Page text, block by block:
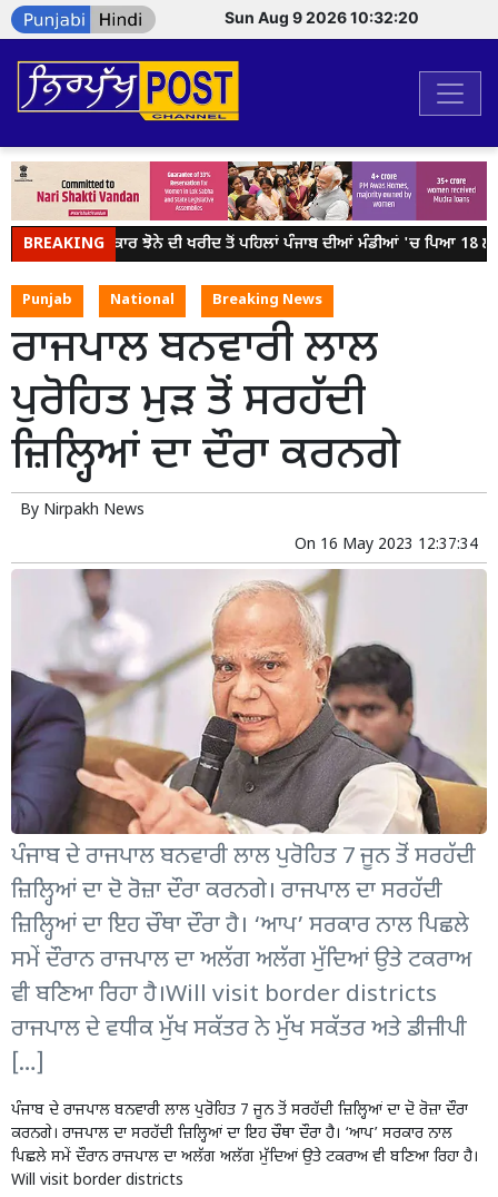
Sun Aug 9 2026 10:32:20
BREAKING
ਕੇਂਦਰ ਸਰਕਾਰ ਝੋਨੇ ਦੀ ਖਰੀਦ ਤੋਂ ਪਹਿਲਾਂ ਪੰਜਾਬ ਦੀਆਂ ਮੰਡੀਆਂ 'ਚ ਪਿਆ 18 ਲੱਖ
Punjab National Breaking News
ਰਾਜਪਾਲ ਬਨਵਾਰੀ ਲਾਲ
ਪੁਰੋਹਿਤ ਮੁੜ ਤੋਂ ਸਰਹੱਦੀ
ਜ਼ਿਲ੍ਹਿਆਂ ਦਾ ਦੌਰਾ ਕਰਨਗੇ
By Nirpakh News
On 16 May 2023 12:37:34
ਪੰਜਾਬ ਦੇ ਰਾਜਪਾਲ ਬਨਵਾਰੀ ਲਾਲ ਪੁਰੋਹਿਤ 7 ਜੂਨ ਤੋਂ ਸਰਹੱਦੀ
ਜ਼ਿਲ੍ਹਿਆਂ ਦਾ ਦੋ ਰੋਜ਼ਾ ਦੌਰਾ ਕਰਨਗੇ। ਰਾਜਪਾਲ ਦਾ ਸਰਹੱਦੀ
ਜ਼ਿਲ੍ਹਿਆਂ ਦਾ ਇਹ ਚੌਥਾ ਦੌਰਾ ਹੈ। ‘ਆਪ’ ਸਰਕਾਰ ਨਾਲ ਪਿਛਲੇ
ਸਮੇਂ ਦੌਰਾਨ ਰਾਜਪਾਲ ਦਾ ਅਲੱਗ ਅਲੱਗ ਮੁੱਦਿਆਂ ਉਤੇ ਟਕਰਾਅ
ਵੀ ਬਣਿਆ ਰਿਹਾ ਹੈ।Will visit border districts
ਰਾਜਪਾਲ ਦੇ ਵਧੀਕ ਮੁੱਖ ਸਕੱਤਰ ਨੇ ਮੁੱਖ ਸਕੱਤਰ ਅਤੇ ਡੀਜੀਪੀ
[…]
ਪੰਜਾਬ ਦੇ ਰਾਜਪਾਲ ਬਨਵਾਰੀ ਲਾਲ ਪੁਰੋਹਿਤ 7 ਜੂਨ ਤੋਂ ਸਰਹੱਦੀ ਜ਼ਿਲ੍ਹਿਆਂ ਦਾ ਦੋ ਰੋਜ਼ਾ ਦੌਰਾ
ਕਰਨਗੇ। ਰਾਜਪਾਲ ਦਾ ਸਰਹੱਦੀ ਜ਼ਿਲ੍ਹਿਆਂ ਦਾ ਇਹ ਚੌਥਾ ਦੌਰਾ ਹੈ। ‘ਆਪ’ ਸਰਕਾਰ ਨਾਲ
ਪਿਛਲੇ ਸਮੇਂ ਦੌਰਾਨ ਰਾਜਪਾਲ ਦਾ ਅਲੱਗ ਅਲੱਗ ਮੁੱਦਿਆਂ ਉਤੇ ਟਕਰਾਅ ਵੀ ਬਣਿਆ ਰਿਹਾ ਹੈ।
Will visit border districts